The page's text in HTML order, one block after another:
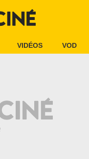
VIDÉOS VOD